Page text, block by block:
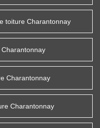
toiture Charantonnay
Charantonnay
Charantonnay